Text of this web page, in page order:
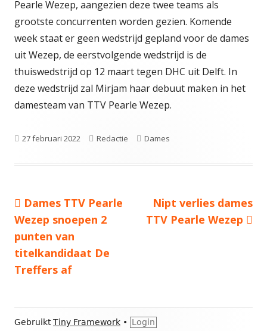
Pearle Wezep, aangezien deze twee teams als
grootste concurrenten worden gezien. Komende
week staat er geen wedstrijd gepland voor de dames
uit Wezep, de eerstvolgende wedstrijd is de
thuiswedstrijd op 12 maart tegen DHC uit Delft. In
deze wedstrijd zal Mirjam haar debuut maken in het
damesteam van TTV Pearle Wezep.
Gepubliceerd
27 februari 2022 Auteur
Redactie Categorieën
Dames
Bericht
navigatie
Vorige
bericht:
Dames TTV Pearle
Wezep snoepen 2
punten van
titelkandidaat De
Treffers af
Volgende
bericht:
Nipt verlies dames
TTV Pearle Wezep
Footer
GebruiktTiny Framework • Login